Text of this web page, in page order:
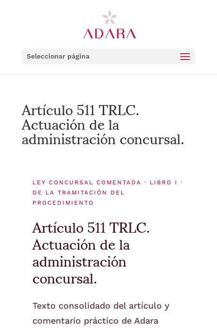
Seleccionar página
Artículo 511 TRLC.
Actuación de la
administración concursal.
LEY CONCURSAL COMENTADA · LIBRO I ·
DE LA TRAMITACIÓN DEL
PROCEDIMIENTO
Artículo 511 TRLC.
Actuación de la
administración
concursal.
Texto consolidado del artículo y
comentario práctico de Adara